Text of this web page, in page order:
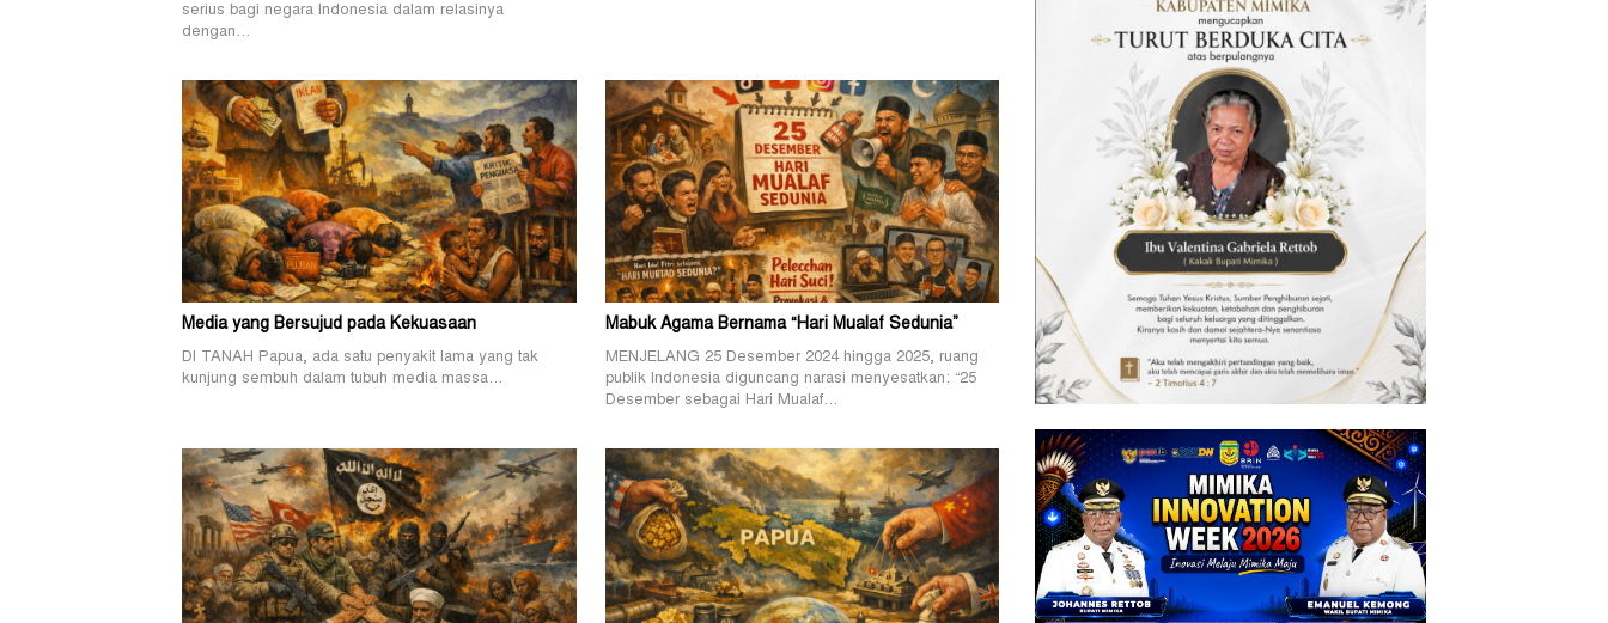
serius bagi negara Indonesia dalam relasinya
dengan…
Media yang Bersujud pada Kekuasaan
DI TANAH Papua, ada satu penyakit lama yang tak
kunjung sembuh dalam tubuh media massa…
Mabuk Agama Bernama “Hari Mualaf Sedunia”
MENJELANG 25 Desember 2024 hingga 2025, ruang
publik Indonesia diguncang narasi menyesatkan: “25
Desember sebagai Hari Mualaf…